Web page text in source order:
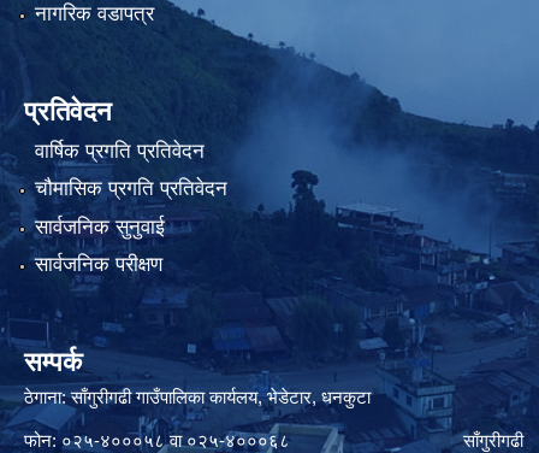
नागरिक वडापत्र
प्रतिवेदन
वार्षिक प्रगति प्रतिवेदन
चौमासिक प्रगति प्रतिवेदन
सार्वजनिक सुनुवाई
सार्वजनिक परीक्षण
सम्पर्क
ठेगाना: साँगुरीगढी गाउँपालिका कार्यलय, भेडेटार, धनकुटा
फोन: ०२५-४०००५८ वा ०२५-४०००६८ साँगुरीगढी